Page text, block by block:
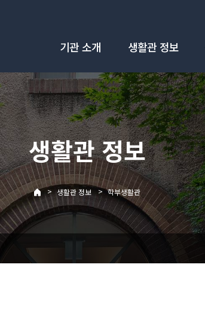
기관 소개 생활관 정보
생활관 정보
> 생활관 정보 > 학부생활관